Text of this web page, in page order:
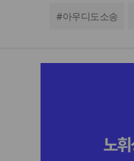
#아우디도소송